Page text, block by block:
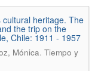
heritage. The
the trip on the
Chile: 1911 - 1957
Mónica. Tiempo y